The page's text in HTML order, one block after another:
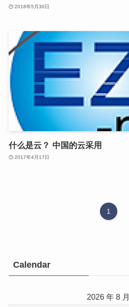
2018年5月30日
什么是云？ 中国的云采用
2017年4月17日
1
Calendar
2026 年 8 月